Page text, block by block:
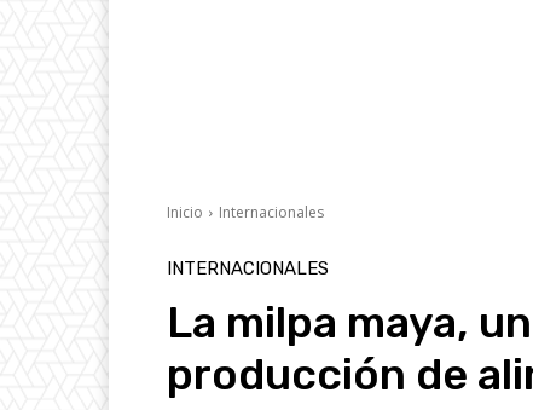
Inicio Internacionales
INTERNACIONALES
La milpa maya,
producción de